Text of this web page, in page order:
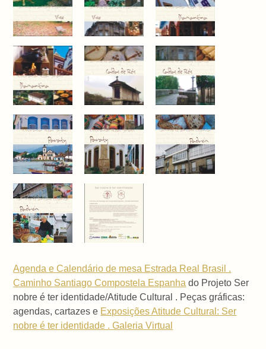
Agenda e Calendário de mesa Estrada Real Brasil .
Caminho Santiago Compostela Espanha do Projeto Ser
nobre é ter identidade/Atitude Cultural . Peças gráficas:
agendas, cartazes e Exposições Atitude Cultural: Ser
nobre é ter identidade . Galeria Virtual